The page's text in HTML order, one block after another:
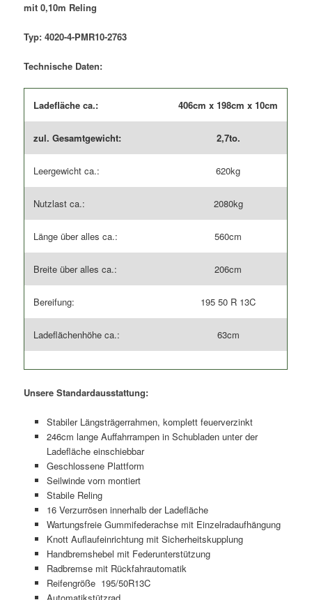
mit 0,10m Reling
Typ: 4020-4-PMR10-2763
Technische Daten:
Ladefläche ca.: 406cm x 198cm x 10cm
zul. Gesamtgewicht: 2,7to.
Leergewicht ca.: 620kg
Nutzlast ca.: 2080kg
Länge über alles ca.: 560cm
Breite über alles ca.: 206cm
Bereifung: 195 50 R 13C
Ladeflächenhöhe ca.: 63cm
Unsere Standardausstattung:
Stabiler Längsträgerrahmen, komplett feuerverzinkt
246cm lange Auffahrrampen in Schubladen unter der
Ladefläche einschiebbar
Geschlossene Plattform
Seilwinde vorn montiert
Stabile Reling
16 Verzurrösen innerhalb der Ladefläche
Wartungsfreie Gummifederachse mit Einzelradaufhängung
Knott Auflaufeinrichtung mit Sicherheitskupplung
Handbremshebel mit Federunterstützung
Radbremse mit Rückfahrautomatik
Reifengröße 195/50R13C
Automatikstützrad